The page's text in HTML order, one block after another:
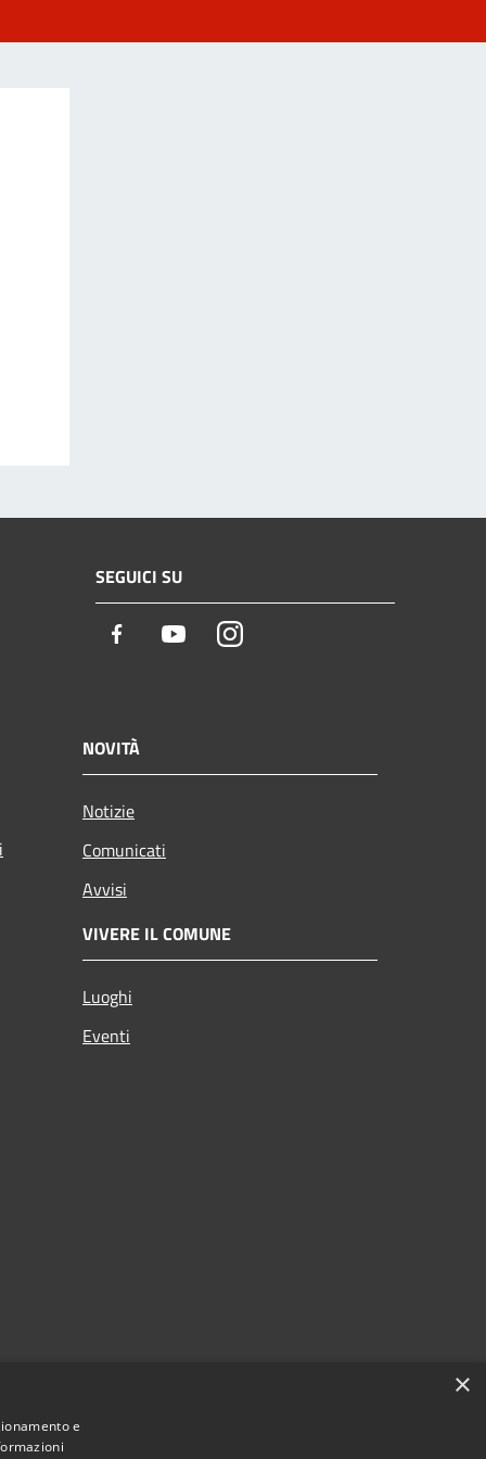
SEGUICI SU
Facebook YoutubeInstagram
NOVITÀ
Notizie
Comunicati
Avvisi
VIVERE IL COMUNE
Luoghi
Eventi
×
e